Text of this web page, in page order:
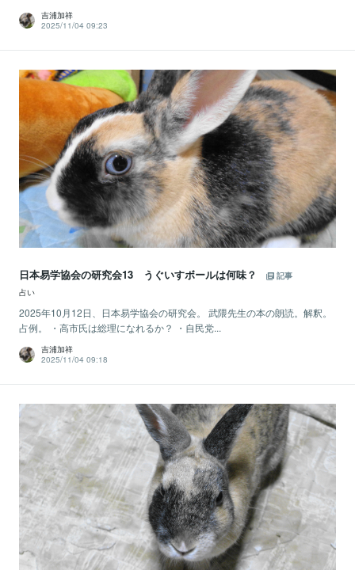
吉浦加祥
2025/11/04 09:23
日本易学協会の研究会13 うぐいすボールは何味？
記事
占い
2025年10月12日、日本易学協会の研究会。 武隈先生の本の朗読。解釈。
占例。 ・高市氏は総理になれるか？ ・自民党...
吉浦加祥
2025/11/04 09:18